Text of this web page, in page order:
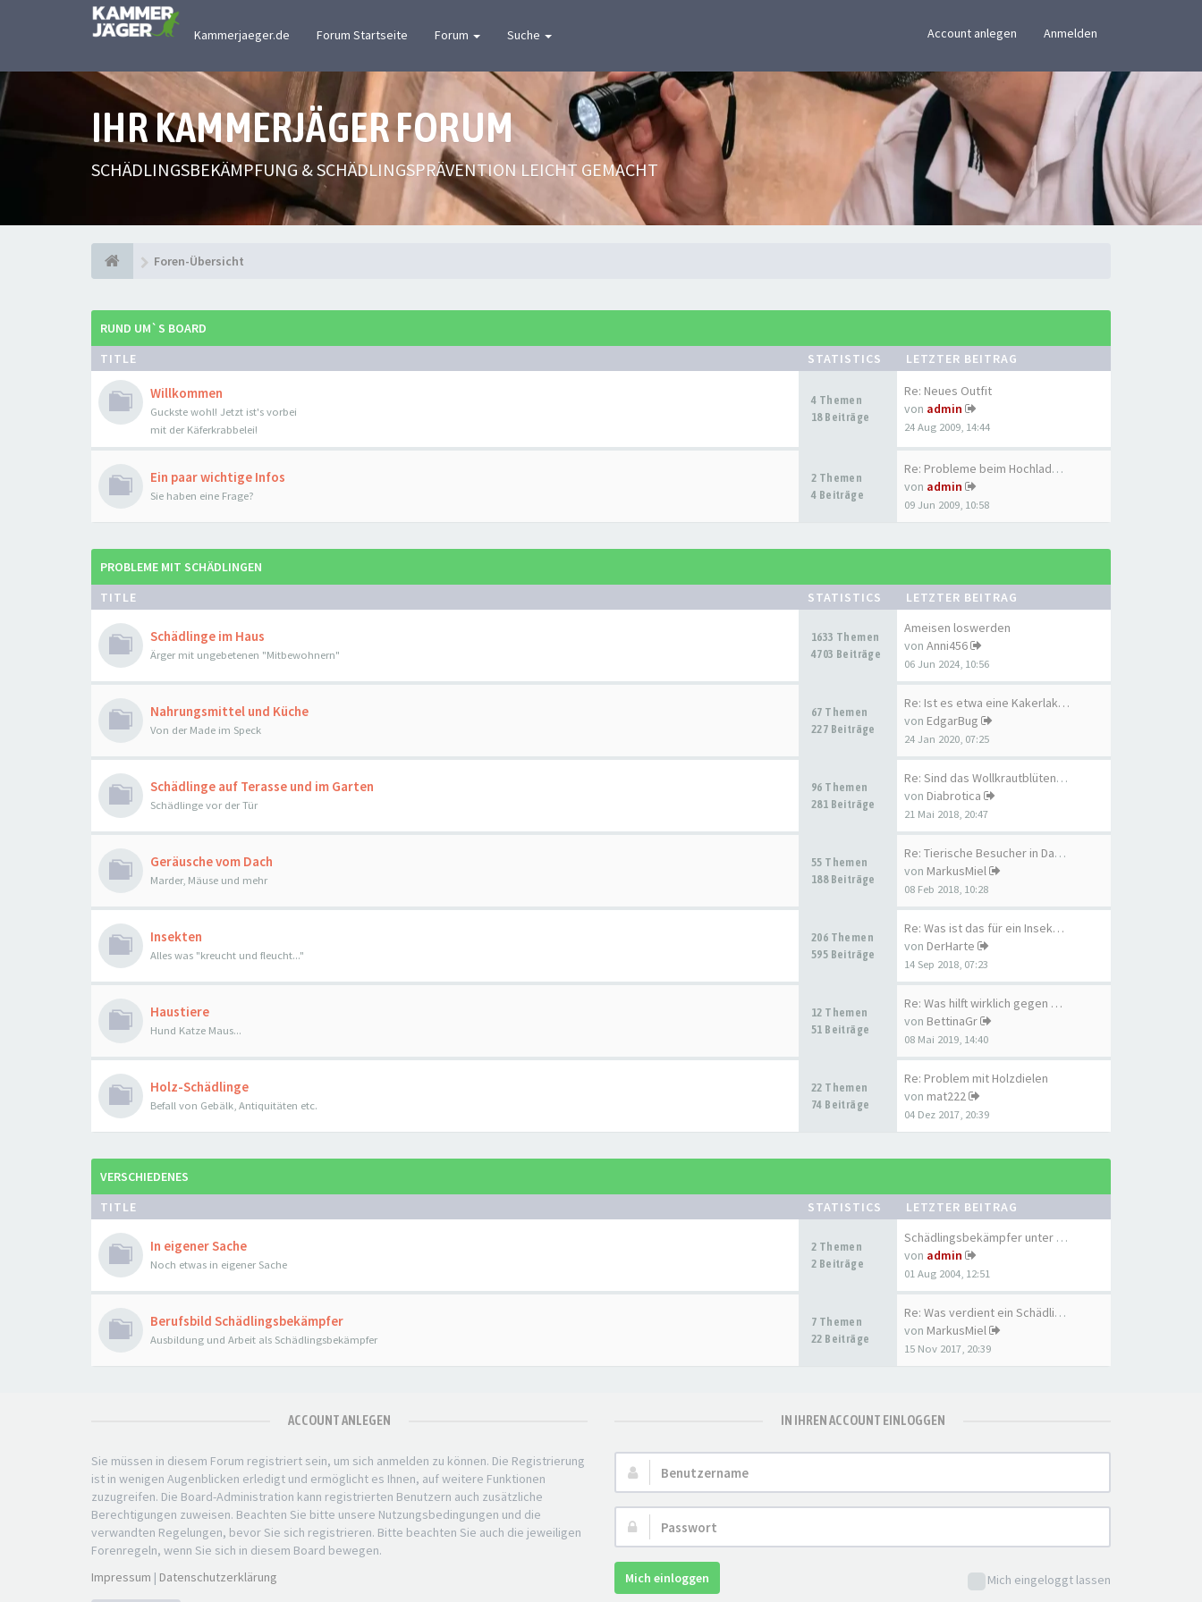
Kammerjaeger.de Forum Startseite Forum Suche Account anlegen Anmelden
IHR KAMMERJÄGER FORUM
SCHÄDLINGSBEKÄMPFUNG & SCHÄDLINGSPRÄVENTION LEICHT GEMACHT
Foren-Übersicht
RUND UM`S BOARD
TITLE
STATISTICS LETZTER BEITRAG
Willkommen
Guckste wohl! Jetzt ist's vorbei
mit der Käferkrabbelei!
4 Themen
18 Beiträge
Re: Neues Outfit
von admin
24 Aug 2009, 14:44
Ein paar wichtige Infos
Sie haben eine Frage?
2 Themen
4 Beiträge
Re: Probleme beim Hochladen d…
von admin
09 Jun 2009, 10:58
PROBLEME MIT SCHÄDLINGEN
TITLE
STATISTICS LETZTER BEITRAG
Schädlinge im Haus
Ärger mit ungebetenen "Mitbewohnern"
1633 Themen
4703 Beiträge
Ameisen loswerden
von Anni456
06 Jun 2024, 10:56
Nahrungsmittel und Küche
Von der Made im Speck
67 Themen
227 Beiträge
Re: Ist es etwa eine Kakerlak…
von EdgarBug
24 Jan 2020, 07:25
Schädlinge auf Terasse und im Garten
Schädlinge vor der Tür
96 Themen
281 Beiträge
Re: Sind das Wollkrautblütenk…
von Diabrotica
21 Mai 2018, 20:47
Geräusche vom Dach
Marder, Mäuse und mehr
55 Themen
188 Beiträge
Re: Tierische Besucher in Dac…
von MarkusMiel
08 Feb 2018, 10:28
Insekten
Alles was "kreucht und fleucht..."
206 Themen
595 Beiträge
Re: Was ist das für ein Insek…
von DerHarte
14 Sep 2018, 07:23
Haustiere
Hund Katze Maus...
12 Themen
51 Beiträge
Re: Was hilft wirklich gegen …
von BettinaGr
08 Mai 2019, 14:40
Holz-Schädlinge
Befall von Gebälk, Antiquitäten etc.
22 Themen
74 Beiträge
Re: Problem mit Holzdielen
von mat222
04 Dez 2017, 20:39
VERSCHIEDENES
TITLE
STATISTICS LETZTER BEITRAG
In eigener Sache
Noch etwas in eigener Sache
2 Themen
2 Beiträge
Schädlingsbekämpfer unter sich
von admin
01 Aug 2004, 12:51
Berufsbild Schädlingsbekämpfer
Ausbildung und Arbeit als Schädlingsbekämpfer
7 Themen
22 Beiträge
Re: Was verdient ein Schädlin…
von MarkusMiel
15 Nov 2017, 20:39
ACCOUNT ANLEGEN
Sie müssen in diesem Forum registriert sein, um sich anmelden zu können. Die Registrierung
ist in wenigen Augenblicken erledigt und ermöglicht es Ihnen, auf weitere Funktionen
zuzugreifen. Die Board-Administration kann registrierten Benutzern auch zusätzliche
Berechtigungen zuweisen. Beachten Sie bitte unsere Nutzungsbedingungen und die
verwandten Regelungen, bevor Sie sich registrieren. Bitte beachten Sie auch die jeweiligen
Forenregeln, wenn Sie sich in diesem Board bewegen.
Impressum | Datenschutzerklärung
IN IHREN ACCOUNT EINLOGGEN
Benutzername:
Passwort:
Mich eingeloggt lassen
Mich einloggen